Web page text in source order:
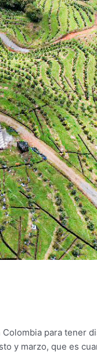
para tener
y marzo, que es